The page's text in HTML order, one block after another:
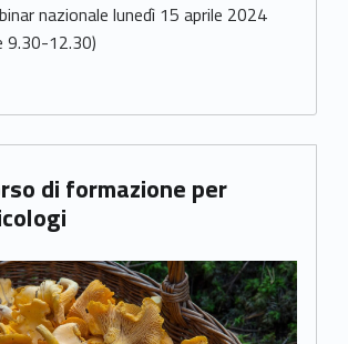
nazionale lunedì 15 aprile 2024
9.30-12.30)